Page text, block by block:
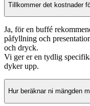
Tillkommer det kostnader
Ja, för en buffé
påfyllning och
och dryck.
Vi ger er en tydlig
dyker upp.
Hur beräknar ni mängden